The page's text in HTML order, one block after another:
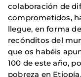
colaboración de
comprometidos,
llegue, en forma
recónditos del
que os habéis
100 de este año,
pobreza en